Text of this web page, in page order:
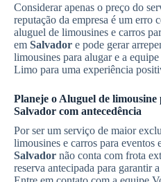
Considerar apenas o preço do
reputação da empresa é um erro
aluguel de limousines e carros
em Salvador e pode gerar
limousines para alugar e a
Limo para uma experiência
Planeje o Aluguel de limousine
Salvador com antecedência
Por ser um serviço de maior
limousines e carros para eventos
Salvador não conta com frota
reserva antecipada para garantir